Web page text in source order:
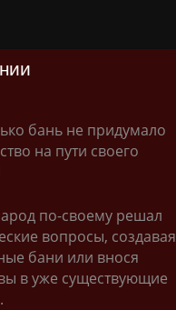
бань не придумало
на пути своего
по-своему решал
вопросы, создавая
бани или внося
в уже существующие